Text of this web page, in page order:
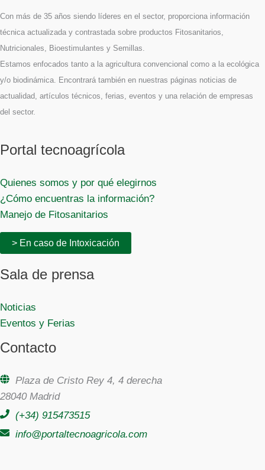
Con más de 35 años siendo líderes en el sector, proporciona información
técnica actualizada y contrastada sobre productos Fitosanitarios,
Nutricionales, Bioestimulantes y Semillas.
Estamos enfocados tanto a la agricultura convencional como a la ecológica
y/o biodinámica. Encontrará también en nuestras páginas noticias de
actualidad, artículos técnicos, ferias, eventos y una relación de empresas
del sector.
Portal tecnoagrícola
Quienes somos y por qué elegirnos
¿Cómo encuentras la información?
Manejo de Fitosanitarios
> En caso de Intoxicación
Sala de prensa
Noticias
Eventos y Ferias
Contacto
Plaza de Cristo Rey 4, 4 derecha
28040 Madrid
(+34) 915473515
info@portaltecnoagricola.com